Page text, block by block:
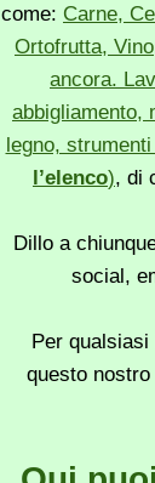
come: Carne,
Ortofrutta,
ancora.
abbigliamento,
legno,
l’elenco), di
Dillo a
social,
Per
questo